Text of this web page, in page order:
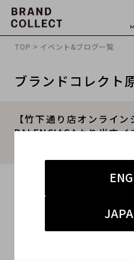
TOP > イベント&ブログ一覧
ブランドコレクト
【竹下通り店オンライ
BALENCIAGAより当店
#ブランド古着